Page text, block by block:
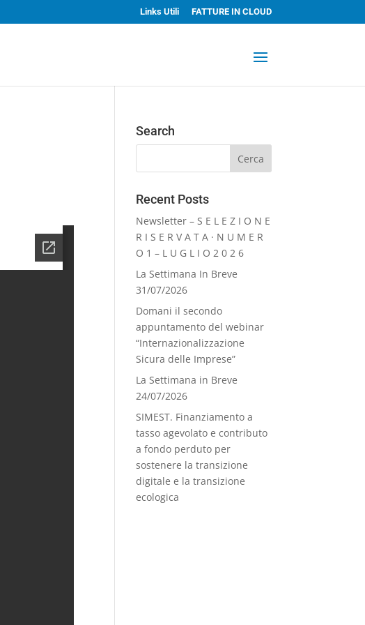
Links Utili FATTURE IN CLOUD
Search
Recent Posts
Newsletter – S E L E Z I O N E
R I S E R V A T A · N U M E R
O 1 – L U G L I O 2 0 2 6
La Settimana In Breve
31/07/2026
Domani il secondo
appuntamento del webinar
“Internazionalizzazione
Sicura delle Imprese”
La Settimana in Breve
24/07/2026
SIMEST. Finanziamento a
tasso agevolato e contributo
a fondo perduto per
sostenere la transizione
digitale e la transizione
ecologica